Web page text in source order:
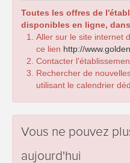
Toutes les offres de
disponibles en ligne,
Aller sur le site internet
ce lien http://
Contacter
Rechercher de
utilisant le calendrier
Vous ne pouvez
aujourd'hui